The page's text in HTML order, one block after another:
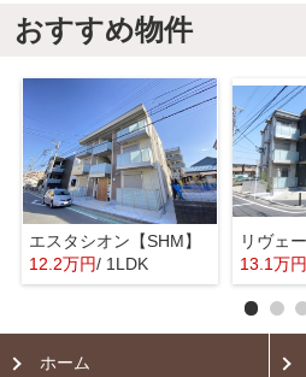
おすすめ物件
エスタシオン【SHM】
12.2万円/ 1LDK
13.1万円
ホーム